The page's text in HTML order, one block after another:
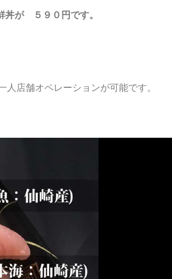
丼が ５９０円です。
店舗オペレーションが可能です。